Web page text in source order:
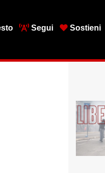
Segui Sostieni